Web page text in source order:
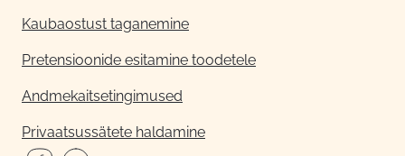
Kaubaostust taganemine
Pretensioonide esitamine toodetele
Andmekaitsetingimused
Privaatsussätete haldamine